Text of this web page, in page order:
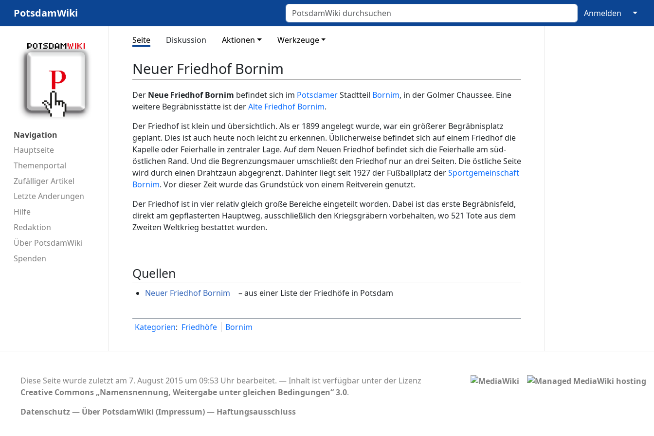
PotsdamWiki Anmelden ↓
Navigation
Hauptseite
Themenportal
Zufälliger Artikel
Letzte Änderungen
Hilfe
Redaktion
Über PotsdamWiki
Spenden
Seite Diskussion Aktionen Werkzeuge
Neuer Friedhof Bornim
Der Neue Friedhof Bornim befindet sich im PotsdamerStadtteil Bornim, in der Golmer Chaussee. Eine
weitere Begräbnisstätte ist derAlte Friedhof Bornim.
Der Friedhof ist klein und übersichtlich. Als er 1899 angelegt wurde, war ein größerer Begräbnisplatz
geplant. Dies ist auch heute noch leicht zu erkennen. Üblicherweise befindet sich auf einem Friedhof die
Kapelle oder Feierhalle in zentraler Lage. Auf dem Neuen Friedhof befindet sich die Feierhalle am süd-
östlichen Rand. Und die Begrenzungsmauer umschließt den Friedhof nur an drei Seiten. Die östliche Seite
wird durch einen Drahtzaun abgegrenzt. Dahinter liegt seit 1927 der Fußballplatz derSportgemeinschaft
Bornim. Vor dieser Zeit wurde das Grundstück von einem Reitverein genutzt.
Der Friedhof ist in vier relativ gleich große Bereiche eingeteilt worden. Dabei ist das erste Begräbnisfeld,
direkt am gepflasterten Hauptweg, ausschließlich den Kriegsgräbern vorbehalten, wo 521 Tote aus dem
Zweiten Weltkrieg bestattet wurden.
Quellen
Neuer Friedhof Bornim – aus einer Liste der Friedhöfe in Potsdam
Kategorien: Friedhöfe Bornim
Diese Seite wurde zuletzt am 7. August 2015 um 09:53 Uhr bearbeitet.
Inhalt ist verfügbar unter der Lizenz
Creative Commons „Namensnennung, Weitergabe unter gleichen Bedingungen“ 3.0.
Datenschutz
Über PotsdamWiki (Impressum) Haftungsausschluss